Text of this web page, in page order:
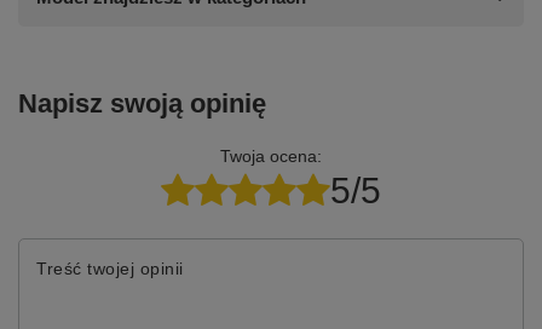
Napisz swoją opinię
Twoja ocena:
5/5
Treść twojej opinii